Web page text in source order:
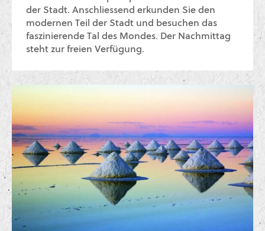
der Stadt. Anschliessend erkunden Sie den
modernen Teil der Stadt und besuchen das
faszinierende Tal des Mondes. Der Nachmittag
steht zur freien Verfügung.